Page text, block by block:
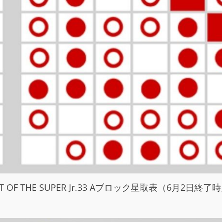
OF THE SUPER Jr.33 Aブロック星取表（6月2日終了